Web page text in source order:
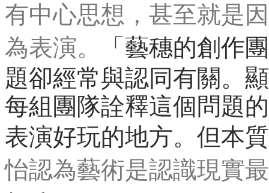
有中心思想，甚至就是
為表演。
「藝穗的創作
題卻經常與認同有關。
每組團隊詮釋這個問題
表演好玩的地方。但本
怡認為藝術是認識現實